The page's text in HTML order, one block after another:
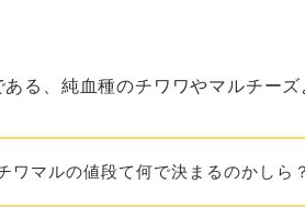
る、純血種のチワワやマルチーズ
ワマルの値段て何で決まるのかしら？